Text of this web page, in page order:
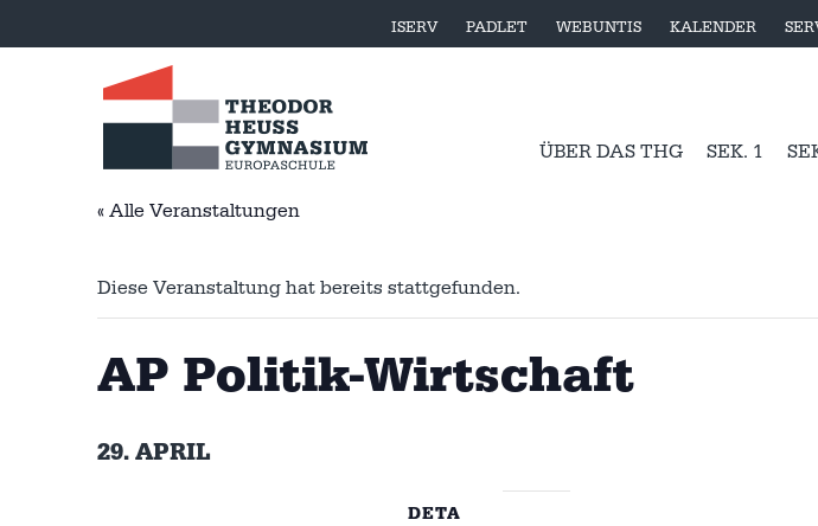
ISERV PADLET WEBUNTIS KALENDER
ÜBER DAS THG SEK. 1
« Alle Veranstaltungen
Diese Veranstaltung hat bereits stattgefunden.
AP Politik-Wirtschaft
29. APRIL
DETA